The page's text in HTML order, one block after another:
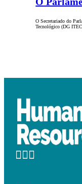
O Secretariado do
Tecnológico (DG